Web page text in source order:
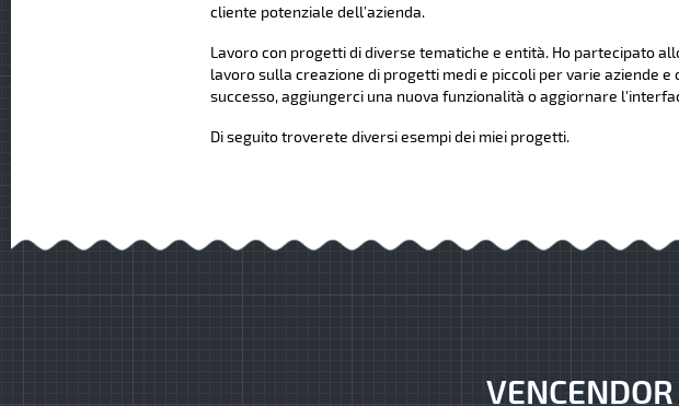
cliente potenziale dell’azienda.
Lavoro con progetti di diverse tematiche e entità. Ho partecipato
lavoro sulla creazione di progetti medi e piccoli per varie aziende
successo, aggiungerci una nuova funzionalità o aggiornare
Di seguito troverete diversi esempi dei miei progetti.